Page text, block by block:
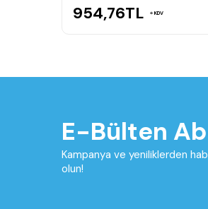
954,76TL KDV
E-Bülten
Kampanya ve yeniliklerden
olun!